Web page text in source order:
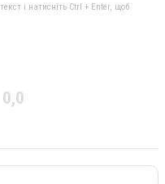
і натисніть Ctrl + Enter, щоб
0,0